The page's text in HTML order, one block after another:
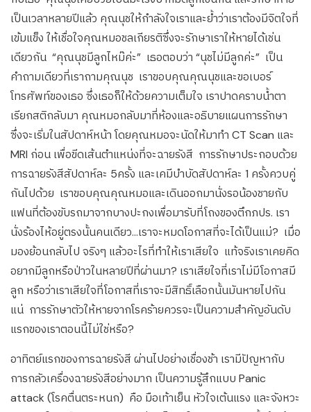
เป็นเวลาหลายปีแล้ว คุณนุชให้กำลังใจเราและย้ำว่าเราต้องมีจิตใจที่
เข้มแข็ง ให้เชื่อใจคุณหมอชลเกียรติซึ่งจะรักษาเราให้หายได้เช่น
เดียวกัน “คุณนุชมีลูกไหม๊ค่ะ” เธอตอบว่า “นุชไม่มีลูกค่ะ” เป็น
คำถามเดียวที่เราถามคุณนุช เราขอบคุณคุณนุชและขอเบอร์
โทรศัพท์ของเธอ ซึ่งเธอก็ให้ด้วยความเต็มใจ เราปาดคราบน้ำตา
เรียกสติกลับมา คุณหมอกลับมาที่ห้องและอธิบายแผนการรักษา
ซึ่งจะเริ่มในสัปดาห์หน้า โดยคุณหมอจะนัดให้มาทำ CT Scan และ
MRI ก่อน เพื่อขีดเส้นตำแหน่งที่จะฉายรังสี การรักษาประกอบด้วย
การฉายรังสีสัปดาห์ละ 5ครั้ง และเคมีบำบัดสัปดาห์ละ 1 ครั้งควบคู่
กันไปด้วย เราขอบคุณคุณหมอและเดินออกมานั่งรอน้องชายกับ
แฟนที่ต้องขับรถมาจากบางปะกงเพื่อมารับที่โถงของตึกภปร. เรา
นั่งร้องไห้อยู่ตรงนั้นคนเดียว…เราจะหมดโอกาสที่จะได้เป็นแม่? เมื่อ
มองย้อนกลับไป จริงๆ แล้วอะไรที่ทำให้เราเสียใจ แท้จริงเราเคยคิด
อยากมีลูกหรือป่าวในหลายปีที่ผ่านมา? เราเสียใจที่เราไม่มีโอกาสมี
ลูก หรือว่าเราเสียใจที่โอกาสที่เราจะมีสิทธิ์เลือกนั้นมันหายไปกัน
แน่ การรักษาตัวให้หายจากโรคร้ายควรจะเป็นความสำคัญอันดับ
แรกของเราตอนนี้ไม่ใช่หรือ?
อาทิตย์แรกของการฉายรังสี ผ่านไปอย่างเชื่องช้า เรามีปัญหากับ
การกลัวเครื่องฉายรังสีอย่างมาก เป็นความรู้สึกแบบ Panic
attack (โรคตื่นตระหนก) คือ มือเท้าเย็น หัวใจเต้นแรง และจังหวะ